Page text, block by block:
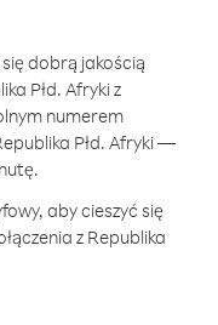
dobrą jakością
Płd. Afryki z
numerem
Płd. Afryki —
aby cieszyć się
z Republika